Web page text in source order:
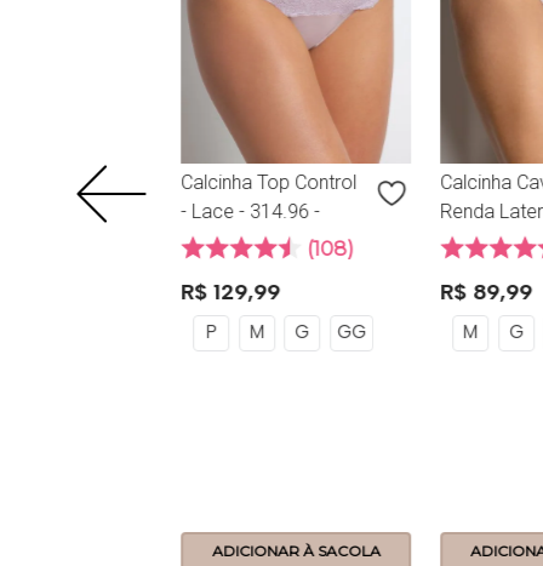
Calcinha Top Control
- Lace - 314.96 -
Maquiato
108
R$ 129,99
P M G GG
ADICIONAR À SACOLA
Calcinha
Renda
314.68 -
R$ 89,99
M G